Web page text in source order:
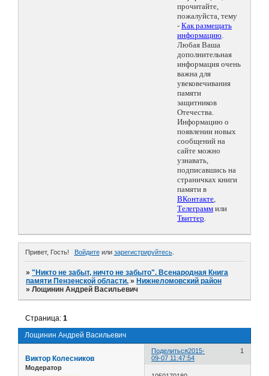
прочитайте,
пожалуйста, тему
- Как размещать
информацию.
Любая Ваша
дополнительная
информация очень
важна для
увековечивания
памяти
защитников
Отечества.
Информацию о
появлении новых
сообщений на
сайте можно
узнавать,
подписавшись на
страничках книги
памяти в
ВКонтакте,
Телеграмм или
Твиттер.
Привет, Гость! Войдитеили зарегистрируйтесь.
»"Никто не забыт, ничто не забыто". Всенародная Книга
памяти Пензенской области. » Нижнеломовский район
»Лощинин Андрей Васильевич
Лощинин Андрей Васильевич
Страница:1
Поделиться 1
2015-
09-07 11:47:54
Виктор Колесников
Модератор